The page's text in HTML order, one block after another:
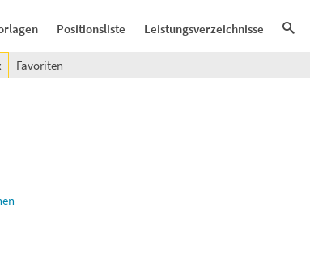
Positionsliste Leistungsverzeichnisse
Favoriten